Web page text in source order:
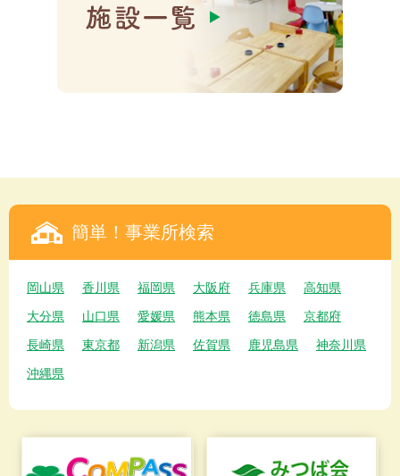
簡単！事業所検索
岡山県 香川県 福岡県 大阪府 兵庫県
高知県
大分県
山口県 愛媛県 熊本県 徳島県
京都府
長崎県
東京都 新潟県 佐賀県 鹿児島県
神奈川県
沖縄県